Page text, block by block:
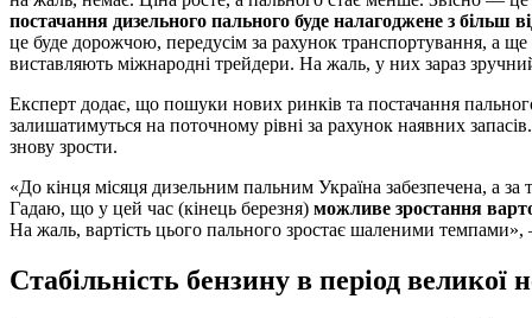
постачання дизельного пального буде налагоджене з більш
це буде дорожчою, передусім за рахунок транспортування, а
виставляють міжнародні трейдери. На жаль, у них зараз
Експерт додає, що пошуки нових ринків та постачання
залишатимуться на поточному рівні за рахунок наявних
знову зрости.
«До кінця місяця дизельним пальним Україна забезпечена, а
Гадаю, що у цей час (кінець березня) можливе зростання
На жаль, вартість цього пального зростає шаленими
Стабільність бензину в період великої